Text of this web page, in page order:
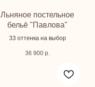
Льняное постельное
бельё "Павлова"
33 оттенка на выбор
36 900 р.